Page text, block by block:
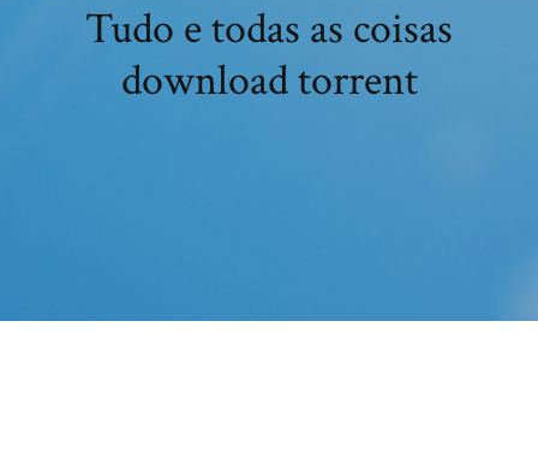
Tudo e todas as coisas
download torrent